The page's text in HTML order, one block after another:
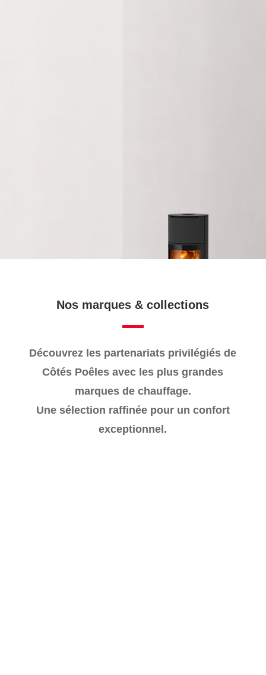
Nos marques & collections
Découvrez les partenariats privilégiés de
Côtés Poêles avec les plus grandes
marques de chauffage.
Une sélection raffinée pour un confort
exceptionnel.